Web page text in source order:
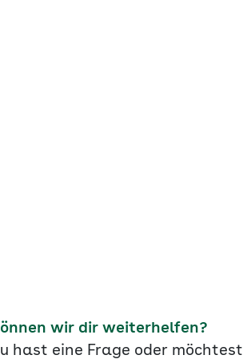
wir dir weiterhelfen?
hast eine Frage oder möchtest